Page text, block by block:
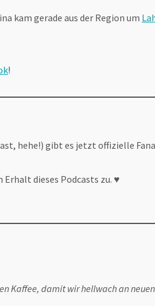
kam gerade aus der Region um
!
hehe!) gibt es jetzt offizielle
dieses Podcasts zu. ♥
Kaffee, damit wir hellwach an neuen